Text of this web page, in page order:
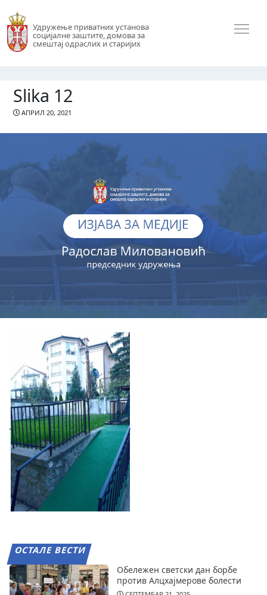
Удружење приватних установа
социјалне заштите, домова за
смештај одраслих и старијих
Slika 12
АПРИЛ 20, 2021
ОСТАЛЕ ВЕСТИ
Обележен светски дан борбе
против Алцхајмерове болести